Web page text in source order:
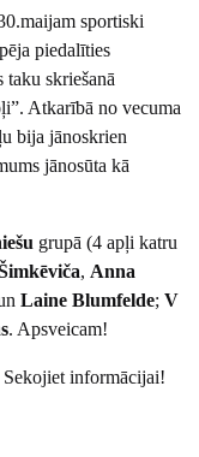
sportiski
piedalīties
taku skriešanā
Atkarībā no vecuma
bija jānoskrien
jānosūta kā
grupā (4 apļi katru
, Anna
Laine Blumfelde;V
. Apsveicam!
Sekojiet informācijai!